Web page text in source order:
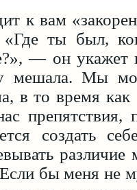
к вам
ты был,
— он укажет
мешала. Мы
в то время как
препятствия,
создать
бы меня не